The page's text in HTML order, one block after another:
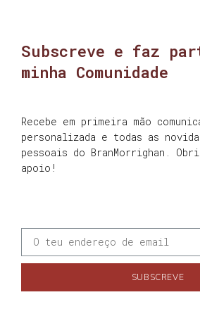
Subscreve e faz
minha Comunidade
Recebe em primeira mão
personalizada e todas as
pessoais do BranMorrighan.
apoio!
SUBSCREVE